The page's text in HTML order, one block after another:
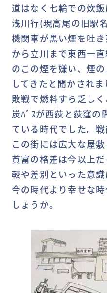
道はなく七輪での炊飯
浅川行(現高尾の旧駅
機関車が黒い煙を吐
から立川まで東西一
のこの煙を嫌い、煙
してきたと聞かされま
敗戦で燃料すら乏し
炭ﾊﾞｽが西荻と荻窪の
ている時代でした。
この街には広大な屋
貧富の格差は今以上
較や差別といった意
今の時代より幸せな
しょうか。